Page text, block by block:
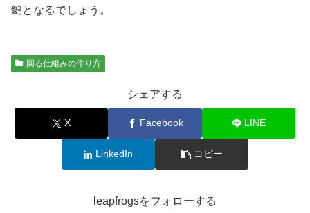
鍵となるでしょう。
回る仕組みの作り方
シェアする
X Facebook LINE
LinkedIn コピー
leapfrogsをフォローする